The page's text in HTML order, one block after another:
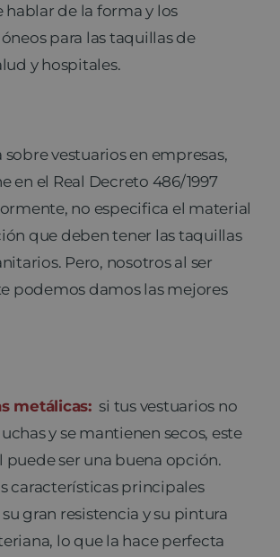
de la forma y los
para las taquillas de
y hospitales.
vestuarios en empresas,
en el Real Decreto 486/1997
no especifica el material
que deben tener las taquillas
Pero, nosotros al ser
podemos damos las mejores
metálicas: si tus vestuarios no
y se mantienen secos, este
puede ser una buena opción.
características principales
gran resistencia y su pintura
lo que la hace perfecta